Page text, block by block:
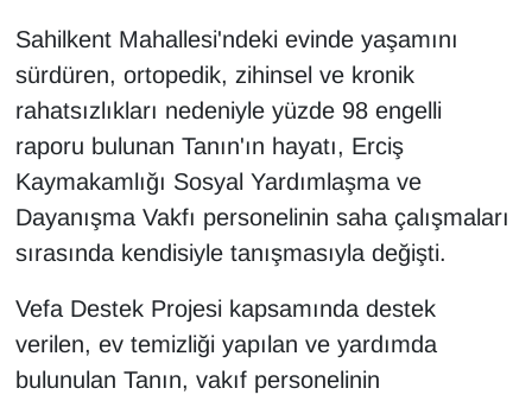
Sahilkent Mahallesi'ndeki evinde yaşamını
sürdüren, ortopedik, zihinsel ve kronik
rahatsızlıkları nedeniyle yüzde 98 engelli
raporu bulunan Tanın'ın hayatı, Erciş
Kaymakamlığı Sosyal Yardımlaşma ve
Dayanışma Vakfı personelinin saha çalışmaları
sırasında kendisiyle tanışmasıyla değişti.
Vefa Destek Projesi kapsamında destek
verilen, ev temizliği yapılan ve yardımda
bulunulan Tanın, vakıf personelinin
Kadın
Kamu Alımları
Kim Kimdir?
Kültür & Sanat
KURDÎ